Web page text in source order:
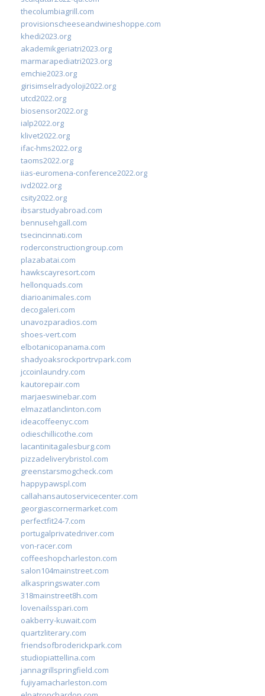
thecolumbiagrill.com
provisionscheeseandwineshoppe.com
khedi2023.org
akademikgeriatri2023.org
marmarapediatri2023.org
emchie2023.org
girisimselradyoloji2022.org
utcd2022.org
biosensor2022.org
ialp2022.org
klivet2022.org
ifac-hms2022.org
taoms2022.org
iias-euromena-conference2022.org
ivd2022.org
csity2022.org
ibsarstudyabroad.com
bennusehgall.com
tsecincinnati.com
roderconstructiongroup.com
plazabatai.com
hawkscayresort.com
hellonquads.com
diarioanimales.com
decogaleri.com
unavozparadios.com
shoes-vert.com
elbotanicopanama.com
shadyoaksrockportrvpark.com
jccoinlaundry.com
kautorepair.com
marjaeswinebar.com
elmazatlanclinton.com
ideacoffeenyc.com
odieschillicothe.com
lacantinitagalesburg.com
pizzadeliverybristol.com
greenstarsmogcheck.com
happypawspl.com
callahansautoservicecenter.com
georgiascornermarket.com
perfectfit24-7.com
portugalprivatedriver.com
von-racer.com
coffeeshopcharleston.com
salon104mainstreet.com
alkaspringswater.com
318mainstreet8h.com
lovenailsspari.com
oakberry-kuwait.com
quartzliterary.com
friendsofbroderickpark.com
studiopiattellina.com
jannagrillspringfield.com
fujiyamacharleston.com